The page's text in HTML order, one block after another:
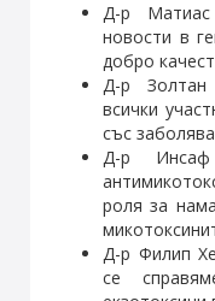
Д-р
новости в
добро
Д-р
всички
със
Д-р
роля за
Д-р Филип
се